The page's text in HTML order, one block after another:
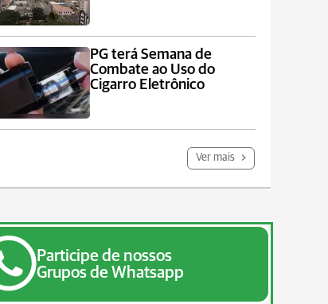
PG terá Semana de
Combate ao Uso do
Cigarro Eletrônico
Ver mais
Participe de nossos
Grupos de Whatsapp